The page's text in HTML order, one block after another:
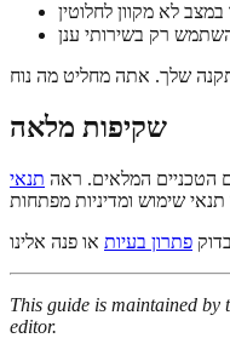
שקיפות מלאה
הטכניים המלאים. ראה תנאי
פתרון בעיות
This guide is maintained
editor.